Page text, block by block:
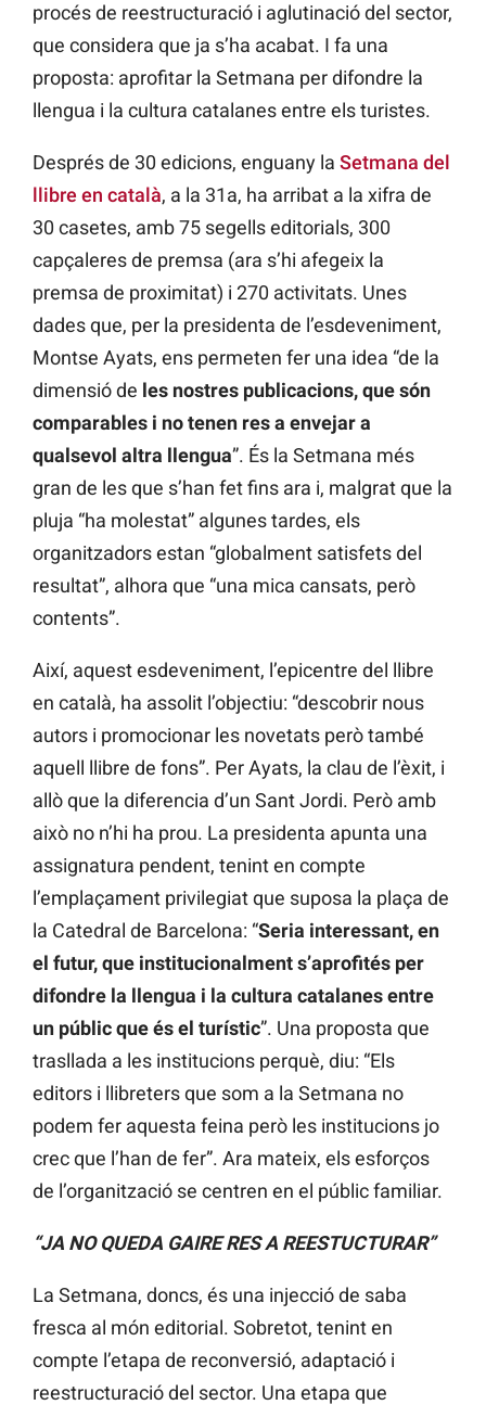
procés de reestructuració i aglutinació del sector,
que considera que ja s’ha acabat. I fa una
proposta: aprofitar la Setmana per difondre la
llengua i la cultura catalanes entre els turistes.
Després de 30 edicions, enguany la Setmana del
llibre en català, a la 31a, ha arribat a la xifra de
30 casetes, amb 75 segells editorials, 300
capçaleres de premsa (ara s’hi afegeix la
premsa de proximitat) i 270 activitats. Unes
dades que, per la presidenta de l’esdeveniment,
Montse Ayats, ens permeten fer una idea “de la
dimensió de les nostres publicacions, que són
comparables i no tenen res a envejar a
qualsevol altra llengua”. És la Setmana més
gran de les que s’han fet fins ara i, malgrat que la
pluja “ha molestat” algunes tardes, els
organitzadors estan “globalment satisfets del
resultat”, alhora que “una mica cansats, però
contents”.
Així, aquest esdeveniment, l’epicentre del llibre
en català, ha assolit l’objectiu: “descobrir nous
autors i promocionar les novetats però també
aquell llibre de fons”. Per Ayats, la clau de l’èxit, i
allò que la diferencia d’un Sant Jordi. Però amb
això no n’hi ha prou. La presidenta apunta una
assignatura pendent, tenint en compte
l’emplaçament privilegiat que suposa la plaça de
la Catedral de Barcelona: “Seria interessant, en
el futur, que institucionalment s’aprofités per
difondre la llengua i la cultura catalanes entre
un públic que és el turístic”. Una proposta que
trasllada a les institucions perquè, diu: “Els
editors i llibreters que som a la Setmana no
podem fer aquesta feina però les institucions jo
crec que l’han de fer”. Ara mateix, els esforços
de l’organització se centren en el públic familiar.
“JA NO QUEDA GAIRE RES A REESTUCTURAR”
La Setmana, doncs, és una injecció de saba
fresca al món editorial. Sobretot, tenint en
compte l’etapa de reconversió, adaptació i
reestructuració del sector. Una etapa que